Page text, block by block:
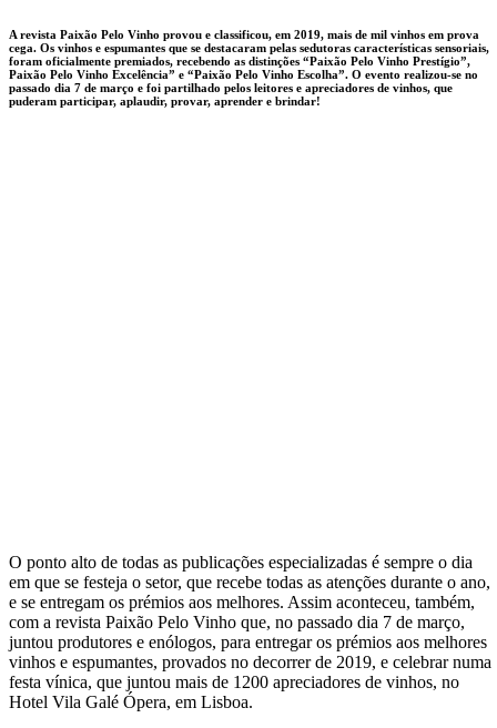
A revista Paixão Pelo Vinho provou e classificou, em 2019, mais de mil vinhos em prova
cega. Os vinhos e espumantes que se destacaram pelas sedutoras características sensoriais,
foram oficialmente premiados, recebendo as distinções “Paixão Pelo Vinho Prestígio”,
Paixão Pelo Vinho Excelência” e “Paixão Pelo Vinho Escolha”. O evento realizou-se no
passado dia 7 de março e foi partilhado pelos leitores e apreciadores de vinhos, que
puderam participar, aplaudir, provar, aprender e brindar!
O ponto alto de todas as publicações especializadas é sempre o dia
em que se festeja o setor, que recebe todas as atenções durante o ano,
e se entregam os prémios aos melhores. Assim aconteceu, também,
com a revista Paixão Pelo Vinho que, no passado dia 7 de março,
juntou produtores e enólogos, para entregar os prémios aos melhores
vinhos e espumantes, provados no decorrer de 2019, e celebrar numa
festa vínica, que juntou mais de 1200 apreciadores de vinhos, no
Hotel Vila Galé Ópera, em Lisboa.